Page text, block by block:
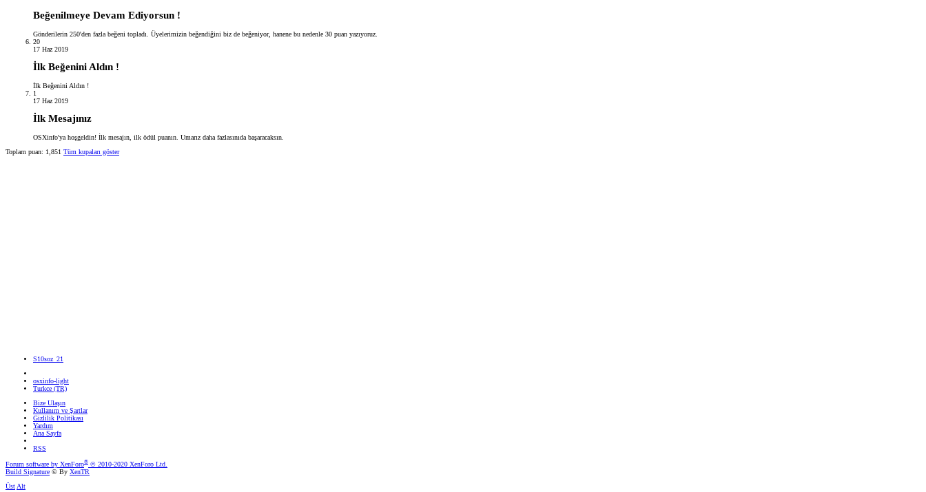
Beğenilmeye Devam Ediyorsun !
Gönderilerin 250'den fazla beğeni topladı. Üyelerimizin beğendiğini biz de beğeniyor, hanene bu nedenle 30 puan yazıyoruz.
20
17 Haz 2019
İlk Beğenini Aldın !
İlk Beğenini Aldın !
1
17 Haz 2019
İlk Mesajınız
OSXinfo'ya hoşgeldin! İlk mesajın, ilk ödül puanın. Umarız daha fazlasınıda başaracaksın.
Toplam puan: 1,851 Tüm kupaları göster
S10soz_21
osxinfo-light
Turkce (TR)
Bize Ulaşın
Kullanım ve Şartlar
Gizlilik Politikası
Yardım
Ana Sayfa
RSS
Forum software by XenForo® © 2010-2020 XenForo Ltd.
Build Signature © By XenTR
Üst Alt